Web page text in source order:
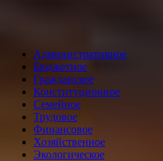
Административное
Бюджетное
Гражданское
Конституционное
Семейное
Трудовое
Финансовое
Хозяйственное
Экологическое